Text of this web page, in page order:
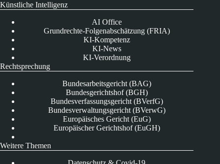
Künstliche Intelligenz
AI Office
Grundrechte-Folgenabschätzung (FRIA)
KI-Kompetenz
KI-News
KI-Verordnung
Rechtsprechung
Bundesarbeitsgericht (BAG)
Bundesgerichtshof (BGH)
Bundesverfassungsgericht (BVerfG)
Bundesverwaltungsgericht (BVerwG)
Europäisches Gericht (EuG)
Europäischer Gerichtshof (EuGH)
Weitere Themen